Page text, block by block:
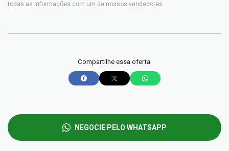
todas as informações com um de nossos vendedores.
Compartilhe essa oferta:
NEGOCIE PELO WHATSAPP